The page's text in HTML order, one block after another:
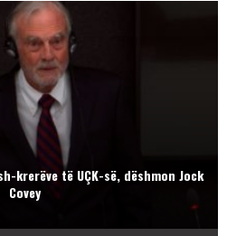
krerëve të UÇK-së, dëshmon Jock
Covey